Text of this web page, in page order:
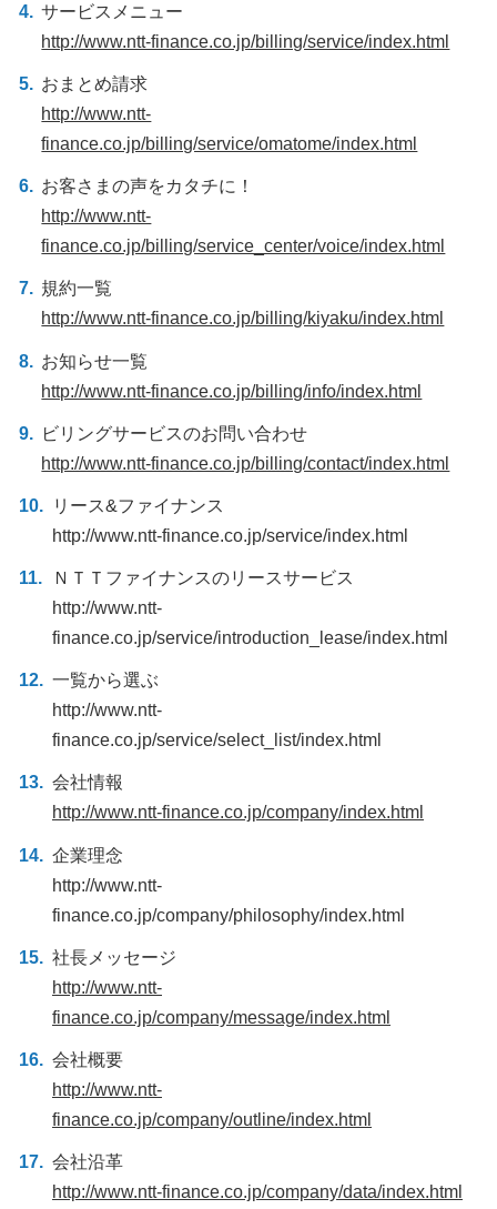
サービスメニュー
http://www.ntt-finance.co.jp/billing/service/index.html
おまとめ請求
http://www.ntt-
finance.co.jp/billing/service/omatome/index.html
お客さまの声をカタチに！
http://www.ntt-
finance.co.jp/billing/service_center/voice/index.html
規約一覧
http://www.ntt-finance.co.jp/billing/kiyaku/index.html
お知らせ一覧
http://www.ntt-finance.co.jp/billing/info/index.html
ビリングサービスのお問い合わせ
http://www.ntt-finance.co.jp/billing/contact/index.html
リース&ファイナンス
http://www.ntt-finance.co.jp/service/index.html
ＮＴＴファイナンスのリースサービス
http://www.ntt-
finance.co.jp/service/introduction_lease/index.html
一覧から選ぶ
http://www.ntt-
finance.co.jp/service/select_list/index.html
会社情報
http://www.ntt-finance.co.jp/company/index.html
企業理念
http://www.ntt-
finance.co.jp/company/philosophy/index.html
社長メッセージ
http://www.ntt-
finance.co.jp/company/message/index.html
会社概要
http://www.ntt-
finance.co.jp/company/outline/index.html
会社沿革
http://www.ntt-finance.co.jp/company/data/index.html